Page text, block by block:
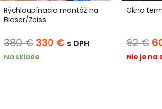
Rýchloupínacia montáž na
Blaser/Zeiss
380€ Pôvodná
cena
330 €Aktuálna
s DPH
Na sklade
Okno
92€
Nie je na